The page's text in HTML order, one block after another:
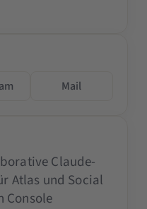
Mail
Claude-
Atlas und Social
Console